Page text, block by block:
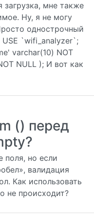
мне также
Ну, я не могу
однострочный
`wifi_analyzer`;
varchar(10) NOT
NULL ); И вот как
() перед
поля, но если
валидация
Как использовать
не происходит?